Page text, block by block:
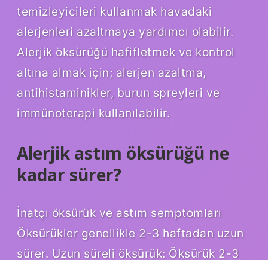
temizleyicileri kullanmak havadaki
alerjenleri azaltmaya yardımcı olabilir.
Alerjik öksürüğü hafifletmek ve kontrol
altına almak için; alerjen azaltma,
antihistaminikler, burun spreyleri ve
immünoterapi kullanılabilir.
Alerjik astım öksürüğü ne
kadar sürer?
İnatçı öksürük ve astım semptomları
Öksürükler genellikle 2-3 haftadan uzun
sürer. Uzun süreli öksürük: Öksürük 2-3